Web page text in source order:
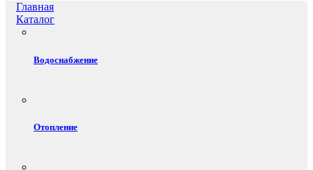
Главная
Каталог
Водоснабжение
Отопление